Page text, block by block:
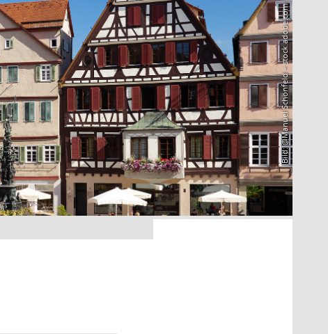
Bild: @Manuel Schönfeld – stock.adobe.com